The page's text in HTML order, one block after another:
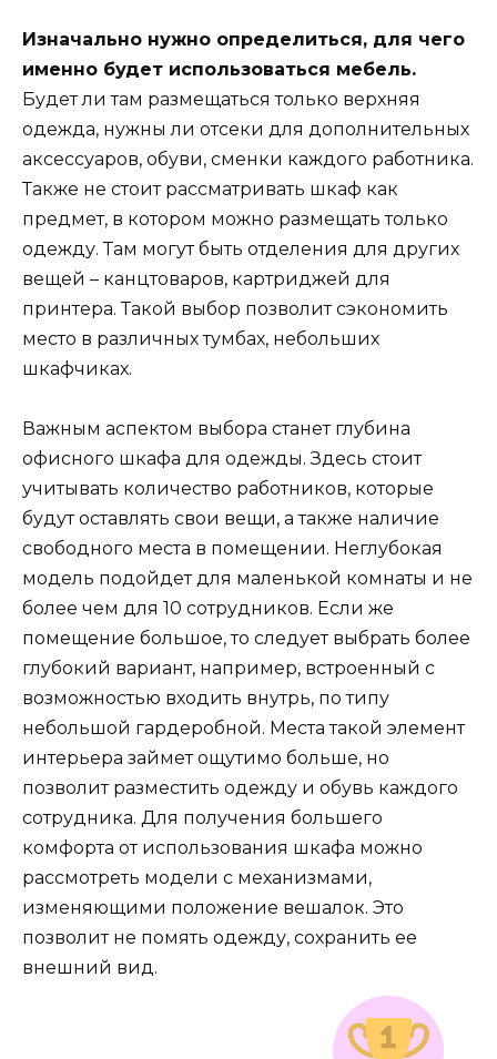
Изначально нужно определиться, для чего
именно будет использоваться мебель.
Будет ли там размещаться только верхняя
одежда, нужны ли отсеки для дополнительных
аксессуаров, обуви, сменки каждого работника.
Также не стоит рассматривать шкаф как
предмет, в котором можно размещать только
одежду. Там могут быть отделения для других
вещей – канцтоваров, картриджей для
принтера. Такой выбор позволит сэкономить
место в различных тумбах, небольших
шкафчиках.
Важным аспектом выбора станет глубина
офисного шкафа для одежды. Здесь стоит
учитывать количество работников, которые
будут оставлять свои вещи, а также наличие
свободного места в помещении. Неглубокая
модель подойдет для маленькой комнаты и не
более чем для 10 сотрудников. Если же
помещение большое, то следует выбрать более
глубокий вариант, например, встроенный с
возможностью входить внутрь, по типу
небольшой гардеробной. Места такой элемент
интерьера займет ощутимо больше, но
позволит разместить одежду и обувь каждого
сотрудника. Для получения большего
комфорта от использования шкафа можно
рассмотреть модели с механизмами,
изменяющими положение вешалок. Это
позволит не помять одежду, сохранить ее
внешний вид.